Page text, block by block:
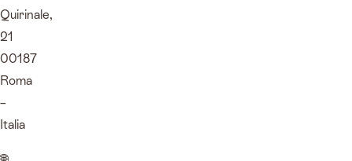
Quirinale,
21
00187
Roma
–
Italia